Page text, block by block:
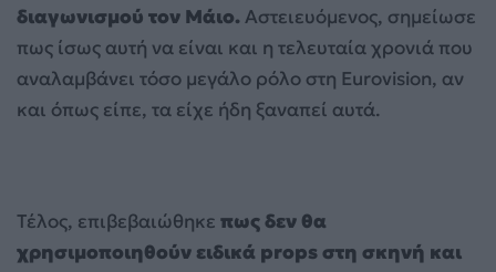
διαγωνισμού τον Μάιο.Αστειευόμενος, σημείωσε
πως ίσως αυτή να είναι και η τελευταία χρονιά που
αναλαμβάνει τόσο μεγάλο ρόλο στη Eurovision, αν
και όπως είπε, τα είχε ήδη ξαναπεί αυτά.
Τέλος, επιβεβαιώθηκε πως δεν θα
χρησιμοποιηθούν ειδικά props στη σκηνή και